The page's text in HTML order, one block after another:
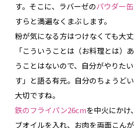
す。そこに、ラバーゼのパウダー缶
すらと満遍なくまぶします。
粉が気になる方はつけなくても大丈
「こういうことは（お料理とは）
うことはないので、自分がやりた
す」と語る有元。自分のちょうど
大切ですね。
鉄のフライパン26cmを中火にかけ
ブオイルを入れ、お肉を両面こん